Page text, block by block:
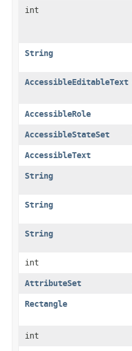
int
String
AccessibleEditableText
AccessibleRole
AccessibleStateSet
AccessibleText
String
String
String
int
AttributeSet
Rectangle
int